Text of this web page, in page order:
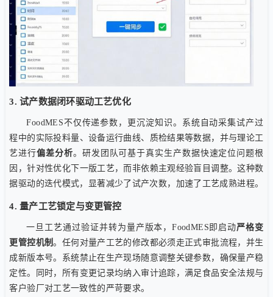
3. 试产数据闭环驱动工艺优化
FoodMES不仅传递参数，更沉淀知识。系统自动采集试产过
程中的实际投料量、设备运行曲线、质检结果等数据，并与理论工
艺进行偏差分析。研发团队可基于真实生产数据快速定位问题根
因，针对性优化下一版工艺，而非依赖主观经验盲目调整。这种数
据驱动的迭代模式，显著减少了试产次数，加速了工艺成熟进程。
4. 量产工艺锁定与变更管控
一旦工艺通过验证并转为量产版本，FoodMES即启动严格变
更管控机制。任何对量产工艺的修改都必须走正式审批流程，并生
成新版本号。系统禁止在生产现场随意调整关键参数，确保量产稳
定性。同时，所有变更记录均纳入审计追踪，满足食品安全法规与
客户验厂对工艺一致性的严苛要求。